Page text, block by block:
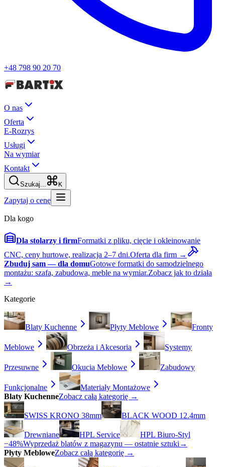
+48 798 90 20 70
O nas
Oferta
E-Rozrys
Usługi
Na wymiar
Kontakt
Szukaj... K
Zapytaj o cenę
Dla kogo
Dla stolarzy i firmFormatki z pliku, cięcie i okleinowanie
CNC, ceny hurtowe, realizacja 2–7 dni.Oferta dla firm →
Zbuduj sam — dla domuGotowe formatki do samodzielnego
montażu: szafa, zabudowa, meble na wymiar.Zobacz jak to działa
→
Kategorie
Blaty Kuchenne Płyty Meblowe Fronty
Meblowe Obrzeża i Akcesoria Systemy
Przesuwne Okucia Meblowe Zabudowy
Funkcjonalne
Materiały Montażowe
Blaty KuchenneZobacz całą kategorię →
SWISS KRONO 38mm BLACK WOOD 12.4mm
Drewniane HPL Service
HPL Biuro-Styl
−48%Wyprzedaż blatów z magazynu — ostatnie sztuki →
Płyty MebloweZobacz całą kategorię →